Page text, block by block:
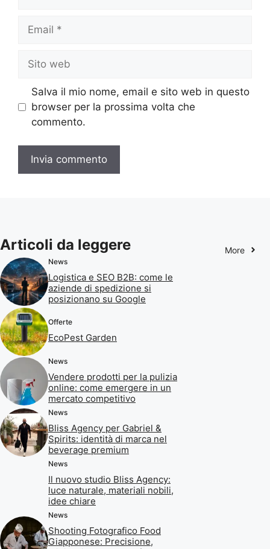
Email
Sito
web
Salva il mio nome, email e sito web in questo
browser per la prossima volta che
commento.
Articoli da leggere More
News
Logistica e SEO B2B: come le
aziende di spedizione si
posizionano su Google
Offerte
EcoPest Garden
News
Vendere prodotti per la pulizia
online: come emergere in un
mercato competitivo
News
Bliss Agency per Gabriel &
Spirits: identità di marca nel
beverage premium
News
Il nuovo studio Bliss Agency:
luce naturale, materiali nobili,
idee chiare
News
Shooting Fotografico Food
Giapponese: Precisione,